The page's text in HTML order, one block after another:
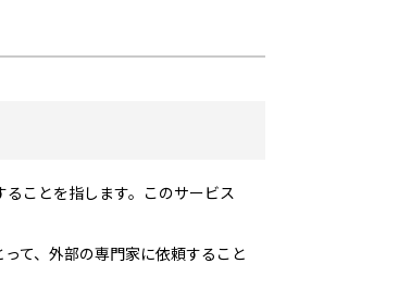
ことを指します。このサービス
て、外部の専門家に依頼すること